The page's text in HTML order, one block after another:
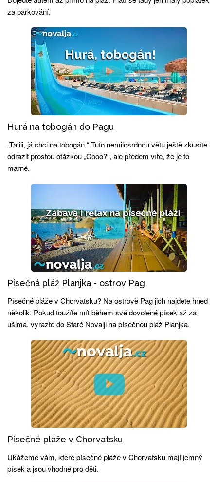
za parkování.
Hurá na tobogán do Pagu
„Tatiii, já chci na tobogán.“ Tuto nemilosrdnou větu ještě zkusíte
odrazit prostou otázkou „Cooo?“, ale předem víte, že je to
marné.
Písečná pláž Planjka - ostrov Pag
Písečné pláže v Chorvatsku? Na ostrově Pag jich najdete hned
několik. Pokud toužíte mít během své dovolené písek až za
ušima, vyrazte do Staré Novalji na písečnou pláž Planjka.
Písečné pláže v Chorvatsku
Ukážeme vám, které písečné pláže v Chorvatsku mají jemný
písek a jsou vhodné pro děti.